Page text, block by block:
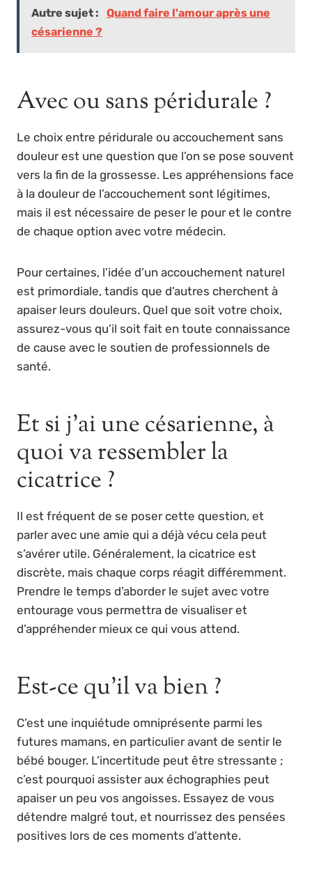
Autre sujet :
Quand faire l'amour après une
césarienne ?
Avec ou sans péridurale ?
Le choix entre péridurale ou accouchement sans
douleur est une question que l’on se pose souvent
vers la fin de la grossesse. Les appréhensions face
à la douleur de l’accouchement sont légitimes,
mais il est nécessaire de peser le pour et le contre
de chaque option avec votre médecin.
Pour certaines, l’idée d’un accouchement naturel
est primordiale, tandis que d’autres cherchent à
apaiser leurs douleurs. Quel que soit votre choix,
assurez-vous qu’il soit fait en toute connaissance
de cause avec le soutien de professionnels de
santé.
Et si j’ai une césarienne, à
quoi va ressembler la
cicatrice ?
Il est fréquent de se poser cette question, et
parler avec une amie qui a déjà vécu cela peut
s’avérer utile. Généralement, la cicatrice est
discrète, mais chaque corps réagit différemment.
Prendre le temps d’aborder le sujet avec votre
entourage vous permettra de visualiser et
d’appréhender mieux ce qui vous attend.
Est-ce qu’il va bien ?
C’est une inquiétude omniprésente parmi les
futures mamans, en particulier avant de sentir le
bébé bouger. L’incertitude peut être stressante ;
c’est pourquoi assister aux échographies peut
apaiser un peu vos angoisses. Essayez de vous
détendre malgré tout, et nourrissez des pensées
positives lors de ces moments d’attente.